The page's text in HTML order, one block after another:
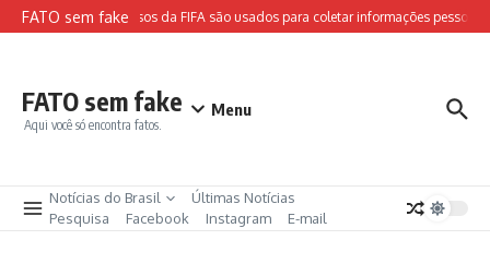
Ir para o conteúdo
FATO sem fakeSites falsos da FIFA são usados para coletar informações pessoais
FATO sem fake
Aqui você só encontra fatos.
Menu
Notícias do Brasil
Últimas Notícias
Pesquisa
Facebook Instagram E-mail